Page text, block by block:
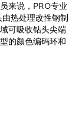
来说，PRO专业
热处理改性钢制
可吸收钻头尖端
的颜色编码环和